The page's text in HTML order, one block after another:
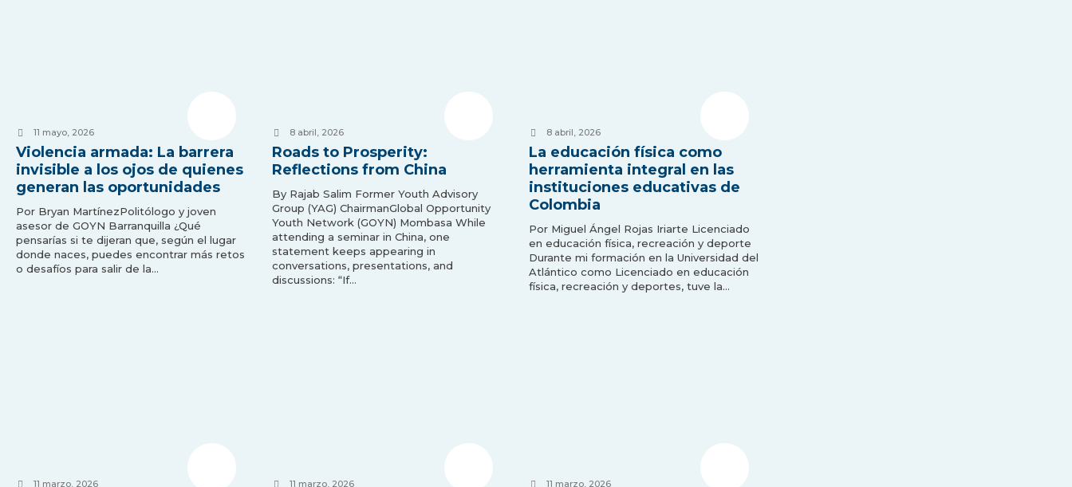
11 mayo, 2026
Violencia armada: La barrera
invisible a los ojos de quienes
generan las oportunidades
Por Bryan MartínezPolitólogo y joven
asesor de GOYN Barranquilla ¿Qué
pensarías si te dijeran que, según el lugar
donde naces, puedes encontrar más retos
o desafíos para salir de la…
8 abril, 2026
Roads to Prosperity:
Reflections from China
By Rajab Salim Former Youth Advisory
Group (YAG) ChairmanGlobal Opportunity
Youth Network (GOYN) Mombasa While
attending a seminar in China, one
statement keeps appearing in
conversations, presentations, and
discussions: “If…
8 abril, 2026
La educación física como
herramienta integral en las
instituciones educativas de
Colombia
Por Miguel Ángel Rojas Iriarte Licenciado
en educación física, recreación y deporte
Durante mi formación en la Universidad del
Atlántico como Licenciado en educación
física, recreación y deportes, tuve la…
11 marzo, 2026 11 marzo, 2026 11 marzo, 2026